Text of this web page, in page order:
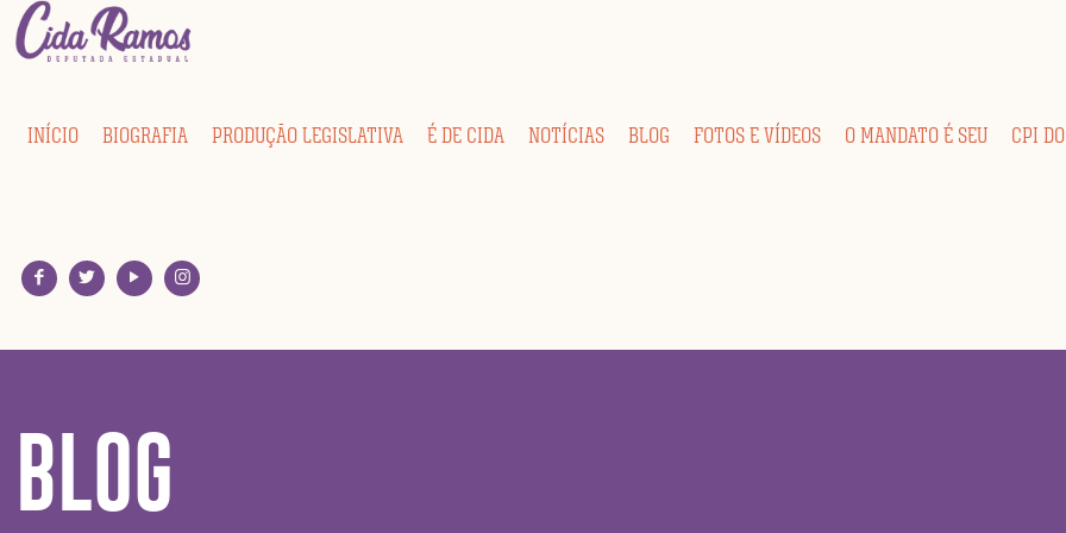
INÍCIO BIOGRAFIA PRODUÇÃO LEGISLATIVA É DE CIDA NOTÍCIAS BLOG FOTOS E VÍDEOS O MANDATO É SEU CPI
BLOG